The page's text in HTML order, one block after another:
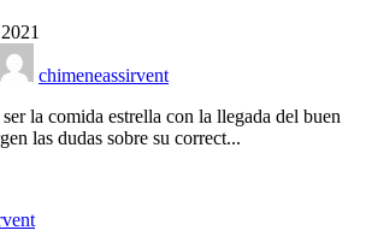
chimeneassirvent
la comida estrella con la llegada del buen
las dudas sobre su correct...